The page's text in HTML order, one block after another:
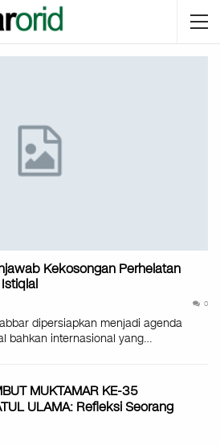
Kekosongan Perhelatan
0
dipersiapkan menjadi agenda
bahkan internasional yang…
MUKTAMAR KE-35
ULAMA: Refleksi Seorang